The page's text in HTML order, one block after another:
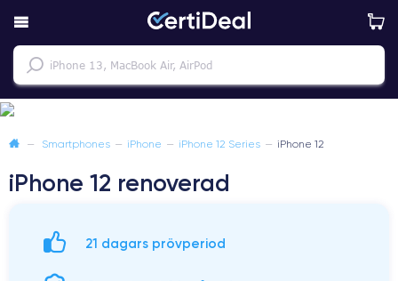
— Smartphones — iPhone — iPhone 12 Series — iPhone 12
iPhone 12 renoverad
21 dagars prövperiod